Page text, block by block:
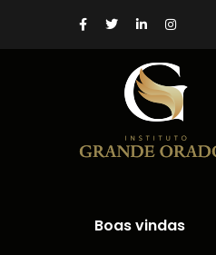
Boas vindas